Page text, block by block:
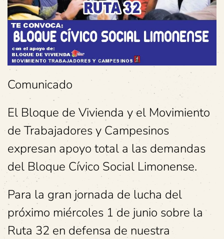
Comunicado
El Bloque de Vivienda y el Movimiento
de Trabajadores y Campesinos
expresan apoyo total a las demandas
del Bloque Cívico Social Limonense.
Para la gran jornada de lucha del
próximo miércoles 1 de junio sobre la
Ruta 32 en defensa de nuestra